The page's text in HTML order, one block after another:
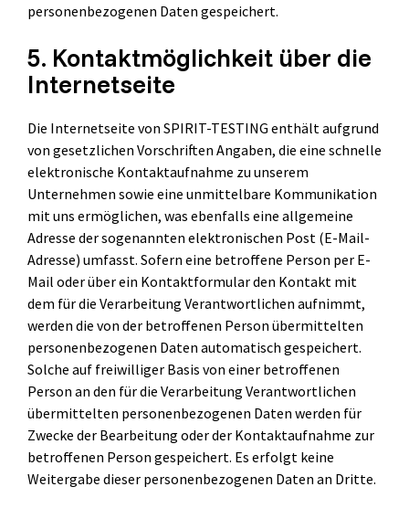
personenbezogenen Daten gespeichert.
5. Kontaktmöglichkeit über die
Internetseite
Die Internetseite von SPIRIT-TESTING enthält aufgrund
von gesetzlichen Vorschriften Angaben, die eine schnelle
elektronische Kontaktaufnahme zu unserem
Unternehmen sowie eine unmittelbare Kommunikation
mit uns ermöglichen, was ebenfalls eine allgemeine
Adresse der sogenannten elektronischen Post (E-Mail-
Adresse) umfasst. Sofern eine betroffene Person per E-
Mail oder über ein Kontaktformular den Kontakt mit
dem für die Verarbeitung Verantwortlichen aufnimmt,
werden die von der betroffenen Person übermittelten
personenbezogenen Daten automatisch gespeichert.
Solche auf freiwilliger Basis von einer betroffenen
Person an den für die Verarbeitung Verantwortlichen
übermittelten personenbezogenen Daten werden für
Zwecke der Bearbeitung oder der Kontaktaufnahme zur
betroffenen Person gespeichert. Es erfolgt keine
Weitergabe dieser personenbezogenen Daten an Dritte.